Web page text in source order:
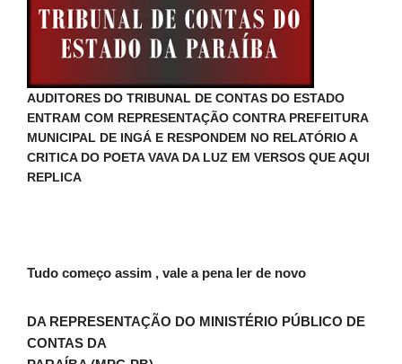
AUDITORES DO TRIBUNAL DE CONTAS DO ESTADO
ENTRAM COM REPRESENTAÇÃO CONTRA PREFEITURA
MUNICIPAL DE INGÁ E RESPONDEM NO RELATÓRIO A
CRITICA DO POETA VAVA DA LUZ EM VERSOS QUE AQUI
REPLICA
Tudo começo assim , vale a pena ler de novo
DA REPRESENTAÇÃO DO MINISTÉRIO PÚBLICO DE
CONTAS DA